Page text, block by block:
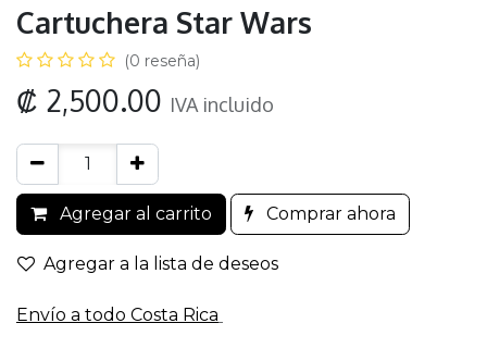
Cartuchera Star Wars
(0 reseña)
₡ 2,500.00 IVA incluido
Agregar al carrito Comprar ahora
Agregar a la lista de deseos
Envío a todo​ Costa Rica